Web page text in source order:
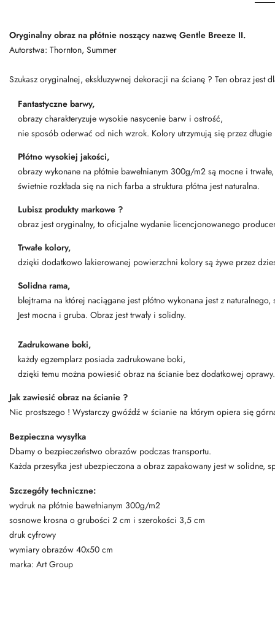
Oryginalny obraz na płótnie noszący nazwę Gentle Breeze II.
Autorstwa: Thornton, Summer
Szukasz oryginalnej, ekskluzywnej dekoracji na ścianę ? Ten obraz jest
Fantastyczne barwy,
obrazy charakteryzuje wysokie nasycenie barw i ostrość,
nie sposób oderwać od nich wzrok. Kolory utrzymują się przez długie
Płótno wysokiej jakości,
obrazy wykonane na płótnie bawełnianym 300g/m2 są mocne i trwałe,
świetnie rozkłada się na nich farba a struktura płótna jest naturalna.
Lubisz produkty markowe ?
obraz jest oryginalny, to oficjalne wydanie licencjonowanego
Trwałe kolory,
dzięki dodatkowo lakierowanej powierzchni kolory są żywe przez
Solidna rama,
blejtrama na której naciągane jest płótno wykonana jest z
Jest mocna i gruba. Obraz jest trwały i solidny.
Zadrukowane boki,
każdy egzemplarz posiada zadrukowane boki,
dzięki temu można powiesić obraz na ścianie bez dodatkowej oprawy.
Jak zawiesić obraz na ścianie ?
Nic prostszego ! Wystarczy gwóźdź w ścianie na którym opiera się
Bezpieczna wysyłka
Dbamy o bezpieczeństwo obrazów podczas transportu.
Każda przesyłka jest ubezpieczona a obraz zapakowany jest w solidne,
Szczegóły techniczne:
wydruk na płótnie bawełnianym 300g/m2
sosnowe krosna o grubości 2 cm i szerokości 3,5 cm
druk cyfrowy
wymiary obrazów 40x50 cm
marka: Art Group